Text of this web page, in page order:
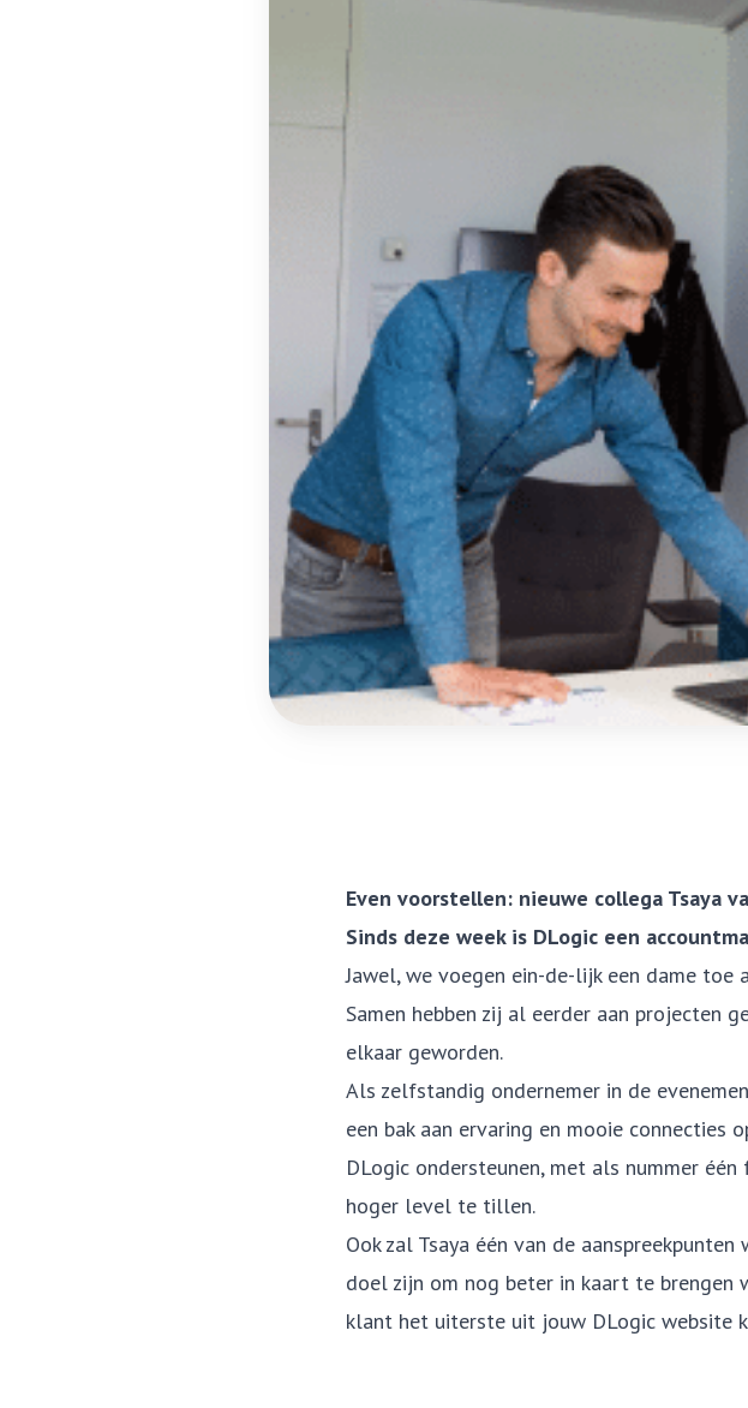
Even voorstellen: nieuwe collega Tsaya
Sinds deze week is DLogic een
Jawel, we voegen ein-de-lijk een dame toe
Samen hebben zij al eerder aan projecten
elkaar geworden.
Als zelfstandig ondernemer in de
een bak aan ervaring en mooie connecties
DLogic ondersteunen, met als nummer
hoger level te tillen.
Ook zal Tsaya één van de
doel zijn om nog beter in kaart te brengen
klant het uiterste uit jouw DLogic website